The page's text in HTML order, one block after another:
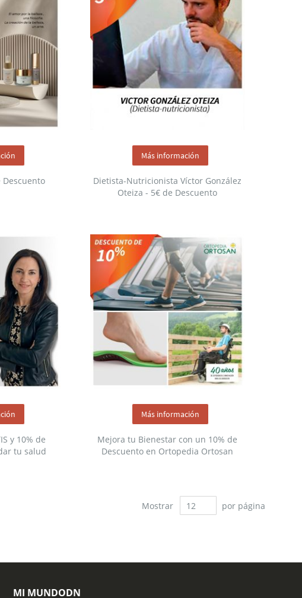
Descuento
Dietista-Nutricionista Víctor González
Oteiza - 5€ de Descuento
Más información
y 10% de
tu salud
Mejora tu Bienestar con un 10% de
Descuento en Ortopedia Ortosan
Más información
Mostrar por página
MI MUNDODN